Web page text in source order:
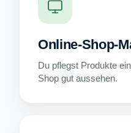
Online-Shop-
Du pflegst Produkte
Shop gut aussehen.